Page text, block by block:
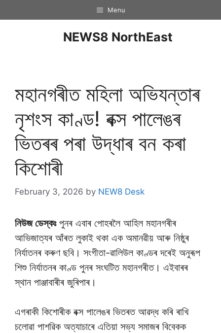
Menu
NEWS8 NorthEast
মহানগৰীত মহিলা অভিযন্তাৰ
নৃশংস কাণ্ড! বক্স পালেঙৰ
ভিতৰৰ পৰা উদ্ধাৰ বন কৰা
কিশোৰী
February 3, 2026 by NEW8 Desk
নিউজ ডেস্কঃপুনৰ এবাৰ পোহৰলৈ আহিল মহানগৰীৰ
আভিজাত্যৰ আঁৰত লুকাই থকা এক অমানৱীয় আৰু নিষ্ঠুৰ
নিৰ্যাতনৰ কৰুণ ছবি। সংগীতা-ৱালিউল কাণ্ডৰ দৰেই অনুৰূপ
শিশু নিৰ্যাতনৰ কাণ্ড পুনৰ সংঘটিত মহানগৰীত। এইবাৰৰ
স্থান পাঞ্জাবাৰীৰ জুৰিপাৰ।
এগৰাকী কিশোৰীক বক্স পালেঙৰ ভিতৰত আৱদ্ধ কৰি ৰাখি
চলোৱা পাশৱিক অত্যাচাৰে এতিয়া সভ্য সমাজৰ বিবেকক